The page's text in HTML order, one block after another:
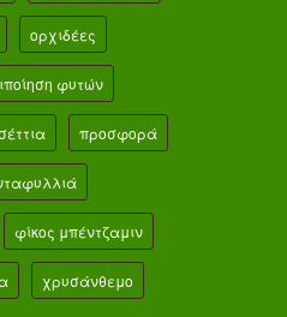
ορχιδέες
φυτών
προσφορά
φίκος μπέντζαμιν
χρυσάνθεμο